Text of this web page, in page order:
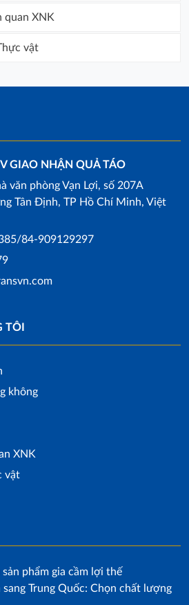
quan XNK
vật
GIAO NHẬN QUẢ TÁO
văn phòng Vạn Lợi, số 207A
Tân Định, TP Hồ Chí Minh, Việt
84-909129297
TÔI
không
XNK
vật
phẩm gia cầm lợi thế
sang Trung Quốc: Chọn chất lượng